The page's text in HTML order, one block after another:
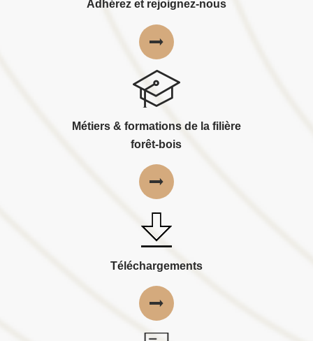
Adhérez et rejoignez-nous
Métiers & formations de la filière
forêt-bois
Téléchargements